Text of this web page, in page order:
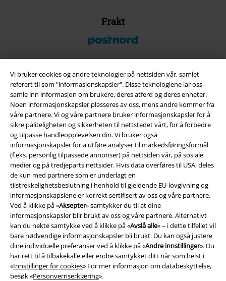
Vi bruker cookies og andre teknologier på nettsiden vår, samlet
referert til som "informasjonskapsler". Disse teknologiene lar oss
samle inn informasjon om brukere, deres atferd og deres enheter.
Noen informasjonskapsler plasseres av oss, mens andre kommer fra
våre partnere. Vi og våre partnere bruker informasjonskapsler for å
sikre påliteligheten og sikkerheten til nettstedet vårt, for å forbedre
og tilpasse handleopplevelsen din. Vi bruker også
informasjonskapsler for å utføre analyser til markedsføringsformål
(f.eks. personlig tilpassede annonser) på nettsiden vår, på sosiale
medier og på tredjeparts nettsider. Hvis data overføres til USA, deles
de kun med partnere som er underlagt en
tilstrekkelighetsbeslutning i henhold til gjeldende EU-lovgivning og
informasjonskapslene er korrekt sertifisert av oss og våre partnere.
Ved å klikke på «Aksepter» samtykker du til at dine
informasjonskapsler blir brukt av oss og våre partnere. Alternativt
kan du nekte samtykke ved å klikke på «Avslå alle» – i dette tilfellet vil
bare nødvendige informasjonskapsler bli brukt. Du kan også justere
dine individuelle preferanser ved å klikke på «Andre innstillinger». Du
har rett til å tilbakekalle eller endre samtykket ditt når som helst i
«Innstillinger for cookies» For mer informasjon om databeskyttelse,
besøk «Personvernserklæring».
Frakt
EMP App
Her kan du laste ned EMPs nye app helt gratis og ta del i alle de nye
funksjonene og fordelene!
A Warner Music Group Company